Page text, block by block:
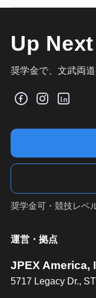
Up Next
奨学金で、文武両
奨学金可・競技レベ
運営・拠点
JPEX America,
5717 Legacy Dr.,